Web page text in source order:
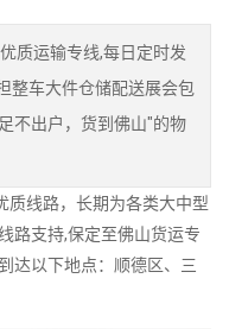
质运输专线,每日定时发
整车大件仓储配送展会包
不出户，货到佛山"的物
质线路，长期为各类大中型
路支持,保定至佛山货运专
达以下地点：顺德区、三